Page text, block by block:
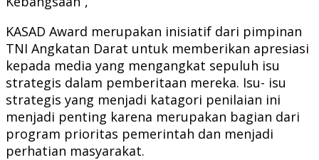
KASAD Award merupakan inisiatif dari pimpinan
TNI Angkatan Darat untuk memberikan apresiasi
kepada media yang mengangkat sepuluh isu
strategis dalam pemberitaan mereka. Isu- isu
strategis yang menjadi katagori penilaian ini
menjadi penting karena merupakan bagian dari
program prioritas pemerintah dan menjadi
perhatian masyarakat.